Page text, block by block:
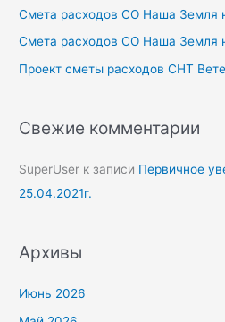
Смета расходов СО Наша Земля
Смета расходов СО Наша Земля
Проект сметы расходов СНТ
Свежие комментарии
SuperUser к записи Первичное
25.04.2021г.
Архивы
Июнь 2026